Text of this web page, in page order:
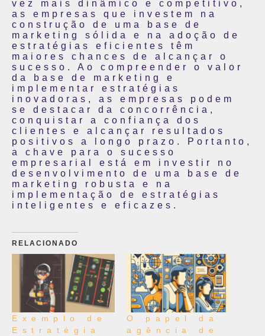
vez mais dinâmico e competitivo,
as empresas que investem na
construção de uma base de
marketing sólida e na adoção de
estratégias eficientes têm
maiores chances de alcançar o
sucesso. Ao compreender o valor
da base de marketing e
implementar estratégias
inovadoras, as empresas podem
se destacar da concorrência,
conquistar a confiança dos
clientes e alcançar resultados
positivos a longo prazo. Portanto,
a chave para o sucesso
empresarial está em investir no
desenvolvimento de uma base de
marketing robusta e na
implementação de estratégias
inteligentes e eficazes.
RELACIONADO
Exemplo de
Estratégia
O papel da
agência de